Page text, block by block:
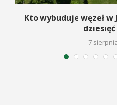
Kto wybuduje węzeł w
7